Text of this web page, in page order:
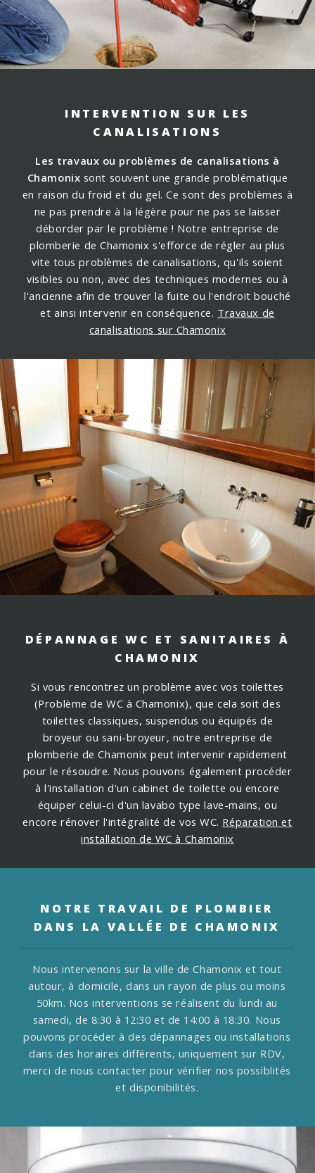
INTERVENTION SUR LES
CANALISATIONS
Les travaux ou problèmes de canalisations à
Chamonix sont souvent une grande problématique
en raison du froid et du gel. Ce sont des problèmes à
ne pas prendre à la légère pour ne pas se laisser
déborder par le problème ! Notre entreprise de
plomberie de Chamonix s'efforce de régler au plus
vite tous problèmes de canalisations, qu'ils soient
visibles ou non, avec des techniques modernes ou à
l'ancienne afin de trouver la fuite ou l'endroit bouché
et ainsi intervenir en conséquence. Travaux de
canalisations sur Chamonix
DÉPANNAGE WC ET SANITAIRES À
CHAMONIX
Si vous rencontrez un problème avec vos toilettes
(Problème de WC à Chamonix), que cela soit des
toilettes classiques, suspendus ou équipés de
broyeur ou sani-broyeur, notre entreprise de
plomberie de Chamonix peut intervenir rapidement
pour le résoudre. Nous pouvons également procéder
à l'installation d'un cabinet de toilette ou encore
équiper celui-ci d'un lavabo type lave-mains, ou
encore rénover l'intégralité de vos WC. Réparation et
installation de WC à Chamonix
NOTRE TRAVAIL DE PLOMBIER
DANS LA VALLÉE DE CHAMONIX
Nous intervenons sur la ville de Chamonix et tout
autour, à domicile, dans un rayon de plus ou moins
50km. Nos interventions se réalisent du lundi au
samedi, de 8:30 à 12:30 et de 14:00 à 18:30. Nous
pouvons procéder à des dépannages ou installations
dans des horaires différents, uniquement sur RDV,
merci de nous contacter pour vérifier nos possiblités
et disponibilités.